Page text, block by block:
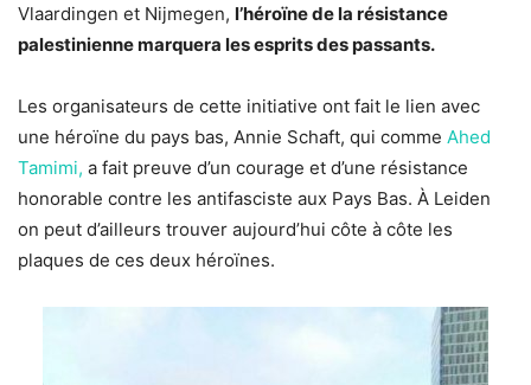
Vlaardingen et Nijmegen, l’héroïne de la résistance
palestinienne marquera les esprits des passants.
Les organisateurs de cette initiative ont fait le lien avec
une héroïne du pays bas, Annie Schaft, qui comme Ahed
Tamimi, a fait preuve d’un courage et d’une résistance
honorable contre les antifasciste aux Pays Bas. À Leiden
on peut d’ailleurs trouver aujourd’hui côte à côte les
plaques de ces deux héroïnes.